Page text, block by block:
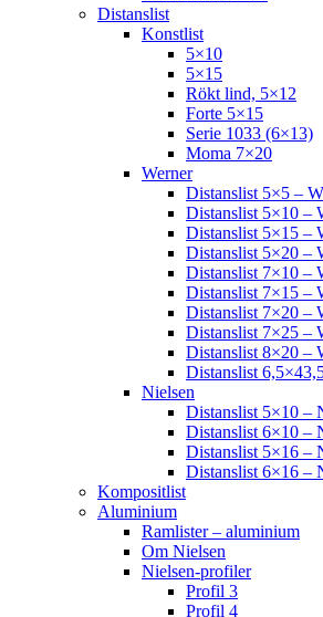
Distanslist
Konstlist
5×10
5×15
Rökt lind, 5×12
Forte 5×15
Serie 1033 (6×13)
Moma 7×20
Werner
Distanslist 5×5 –
Distanslist 5×10 –
Distanslist 5×15 –
Distanslist 5×20 –
Distanslist 7×10 –
Distanslist 7×15 –
Distanslist 7×20 –
Distanslist 7×25 –
Distanslist 8×20 –
Distanslist
Nielsen
Distanslist 5×10 –
Distanslist 6×10 –
Distanslist 5×16 –
Distanslist 6×16 –
Kompositlist
Aluminium
Ramlister – aluminium
Om Nielsen
Nielsen-profiler
Profil 3
Profil 4